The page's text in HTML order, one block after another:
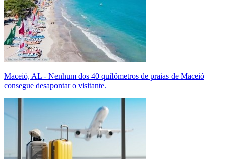
Maceió, AL - Nenhum dos 40 quilômetros de praias de Maceió
consegue desapontar o visitante.